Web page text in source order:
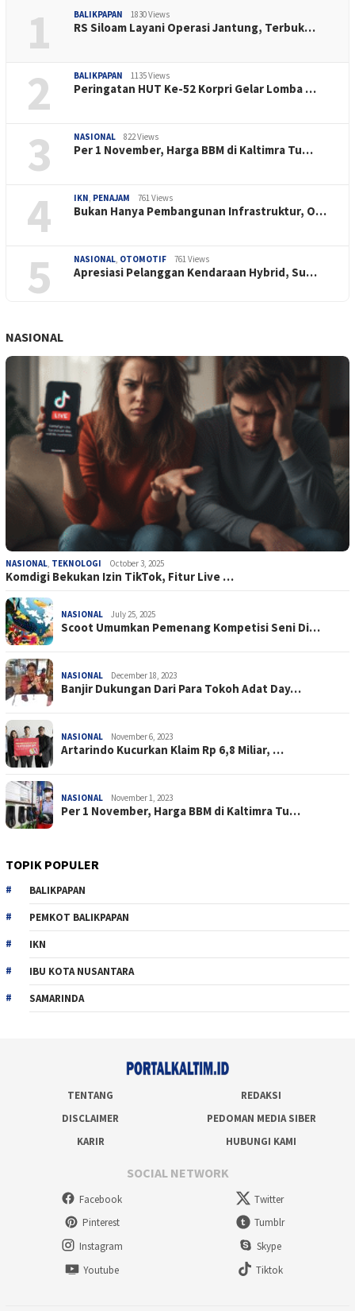
1 BALIKPAPAN 1830 Views
RS Siloam Layani Operasi Jantung, Terbuk…
2 BALIKPAPAN 1135 Views
Peringatan HUT Ke-52 Korpri Gelar Lomba …
3 NASIONAL 822 Views
Per 1 November, Harga BBM di Kaltimra Tu…
4 IKN PENAJAM 761 Views
Bukan Hanya Pembangunan Infrastruktur, O…
5 NASIONAL OTOMOTIF 761 Views
Apresiasi Pelanggan Kendaraan Hybrid, Su…
NASIONAL
NASIONAL TEKNOLOGI October 3, 2025
Komdigi Bekukan Izin TikTok, Fitur Live …
NASIONAL July 25, 2025
Scoot Umumkan Pemenang Kompetisi Seni Di…
NASIONAL December 18, 2023
Banjir Dukungan Dari Para Tokoh Adat Day…
NASIONAL November 6, 2023
Artarindo Kucurkan Klaim Rp 6,8 Miliar, …
NASIONAL November 1, 2023
Per 1 November, Harga BBM di Kaltimra Tu…
TOPIK POPULER
BALIKPAPAN
PEMKOT BALIKPAPAN
IKN
IBU KOTA NUSANTARA
SAMARINDA
TENTANG
REDAKSI
DISCLAIMER
PEDOMAN MEDIA SIBER
KARIR
HUBUNGI KAMI
SOCIAL NETWORK
Facebook
Twitter
Pinterest
Tumblr
Instagram
Skype
Youtube
Tiktok